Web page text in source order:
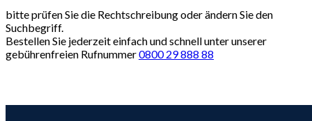
bitte prüfen Sie die Rechtschreibung oder ändern Sie den
Suchbegriff.
Bestellen Sie jederzeit einfach und schnell unter unserer
gebührenfreien Rufnummer0800 29 888 88